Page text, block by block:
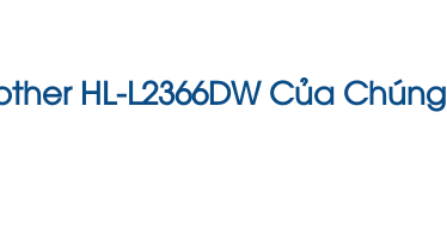
HL-L2366DW Của Chúng